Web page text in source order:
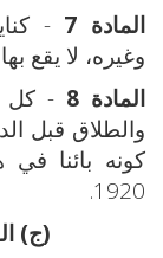
المادة 7
-
وغيره، لا يقع
المادة 8
- كل
والطلاق قبل
1920.
(ج)